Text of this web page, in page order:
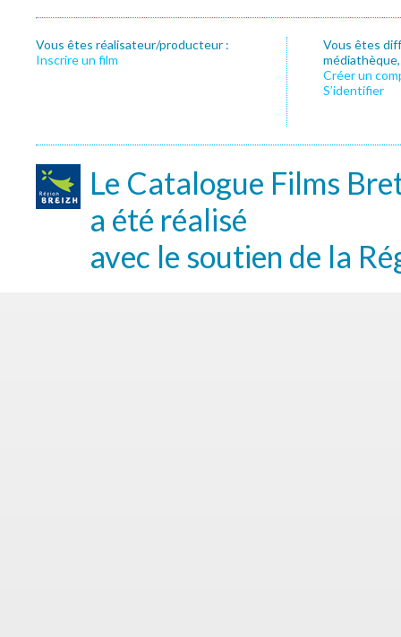
Vous êtes réalisateur/producteur :
Inscrire un film
Vous êtes
Créer un
S’identifier
Le Catalogue Films
a été réalisé
avec le soutien de la